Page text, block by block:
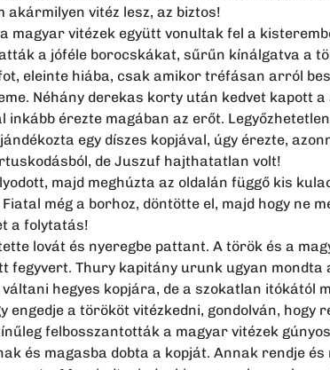
akármilyen vitéz lesz, az biztos!
magyar vitézek együtt vonultak fel a
a jóféle borocskákat, sűrűn kínálgatva a
eleinte hiába, csak amikor tréfásan arról
Néhány derekas korty után kedvet kapott
érezte magában az erőt.
egy díszes kopjával, úgy érezte,
de Juszuf hajthatatlan volt!
majd meghúzta az oldalán függő kis
még a borhoz, döntötte el, majd hogy ne
a folytatás!
lovát és nyeregbe pattant. A török és a
fegyvert. Thury kapitány urunk ugyan
hegyes kopjára, de a szokatlan itókától
a törököt vitézkedni, gondolván,
felbosszantották a magyar vitézek
és magasba dobta a kopját. Annak rendje